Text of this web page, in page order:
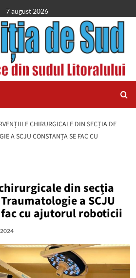
7 august 2026
CHIRURGICALE DIN SECȚIA DE
A SCJU CONSTANŢA SE FAC CU
din secția
a SCJU
cu ajutorul roboticii